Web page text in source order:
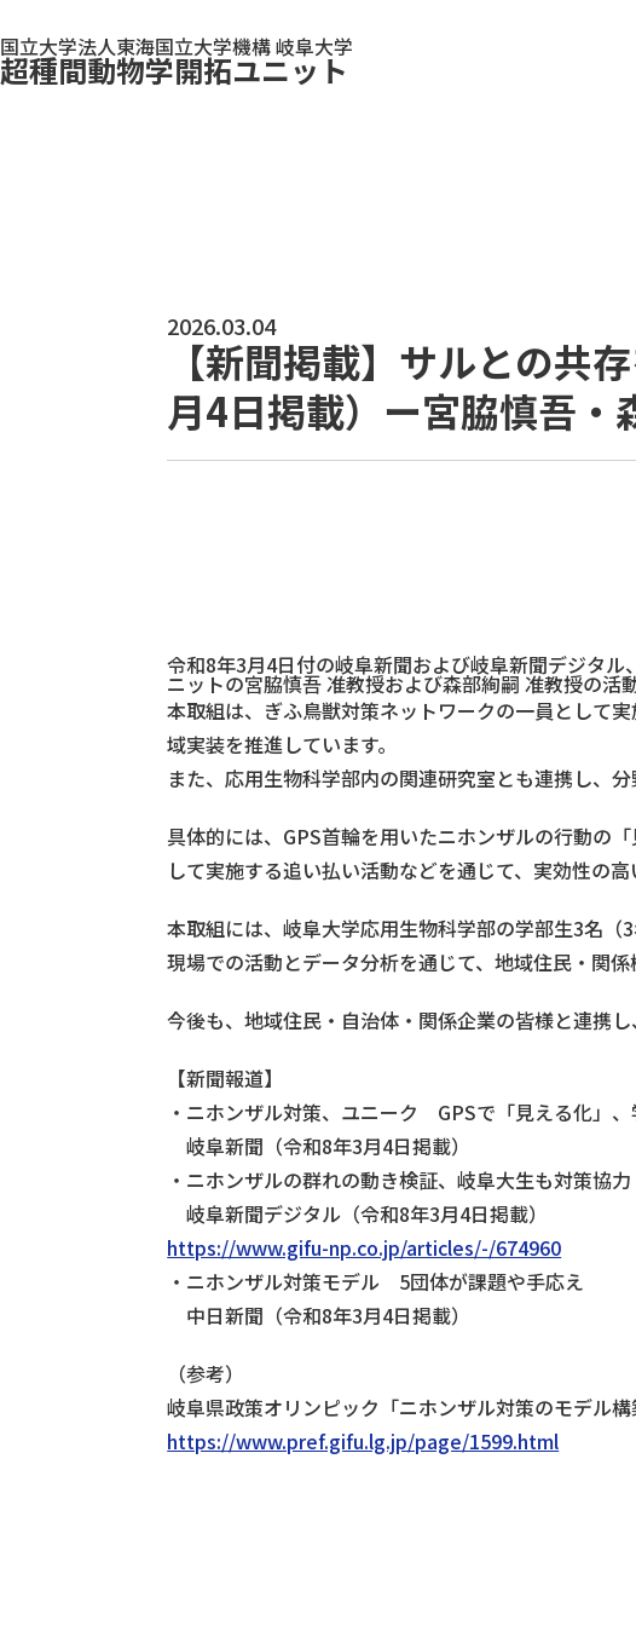
超種間動物学開拓ユニット
国立大学法人東海国立大学機構 岐阜大学
2026.03.04
【新聞掲載】サルとの共
月4日掲載）ー宮脇慎吾・
令和8年3月4日付の岐阜新聞および岐阜新聞デジタ
ニットの宮脇慎吾 准教授および森部絢嗣 准教授の活
本取組は、ぎふ鳥獣対策ネットワークの一員として
域実装を推進しています。
また、応用生物科学部内の関連研究室とも連携し、
具体的には、GPS首輪を用いたニホンザルの行動の
して実施する追い払い活動などを通じて、実効性の高
本取組には、岐阜大学応用生物科学部の学部生3名（
現場での活動とデータ分析を通じて、地域住民・関
今後も、地域住民・自治体・関係企業の皆様と連携
【新聞報道】
・ニホンザル対策、ユニーク GPSで「見える化」
岐阜新聞（令和8年3月4日掲載）
・ニホンザルの群れの動き検証、岐阜大生も対策協
岐阜新聞デジタル（令和8年3月4日掲載）
https://www.gifu-np.co.jp/articles/-/674960
・ニホンザル対策モデル 5団体が課題や手応え
中日新聞（令和8年3月4日掲載）
（参考）
岐阜県政策オリンピック「ニホンザル対策のモデル構
https://www.pref.gifu.lg.jp/page/1599.html